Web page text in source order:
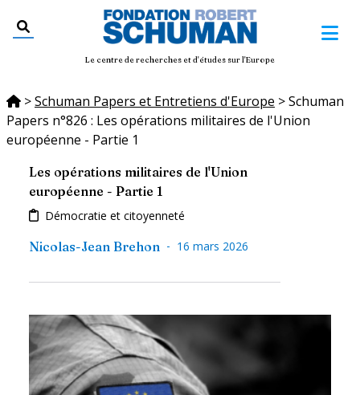
Le centre de recherches et d'études sur l'Europe
>Schuman Papers et Entretiens d'Europe >Schuman
Papers n°826 : Les opérations militaires de l'Union
européenne - Partie 1
Les opérations militaires de l'Union
européenne - Partie 1
Démocratie et citoyenneté
Nicolas-Jean Brehon - 16 mars 2026